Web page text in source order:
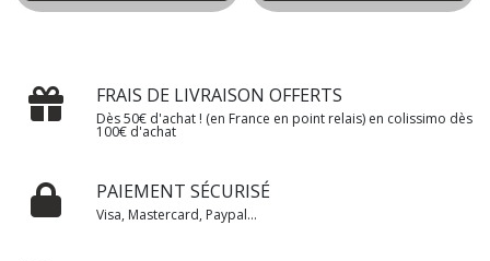
FRAIS DE LIVRAISON OFFERTS
Dès 50€ d'achat ! (en France en point relais) en colissimo dès
100€ d'achat
PAIEMENT SÉCURISÉ
Visa, Mastercard, Paypal...